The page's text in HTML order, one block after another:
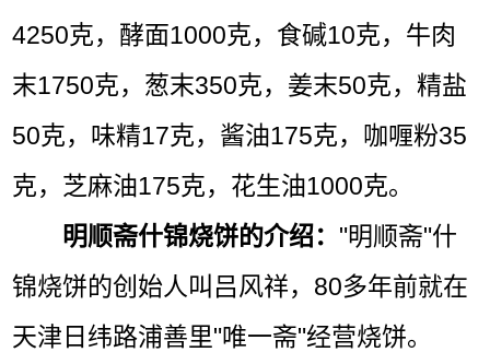
4250克，酵面1000克，食碱10克，牛肉
末1750克，葱末350克，姜末50克，精盐
50克，味精17克，酱油175克，咖喱粉35
克，芝麻油175克，花生油1000克。
明顺斋什锦烧饼的介绍： "明顺斋"什
锦烧饼的创始人叫吕风祥，80多年前就在
天津日纬路浦善里"唯一斋"经营烧饼。